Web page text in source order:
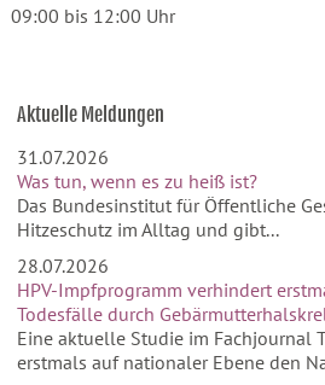
09:00 bis 12:00 Uhr
Aktuelle Meldungen
31.07.2026
Was tun, wenn es zu heiß ist?
Das Bundesinstitut für Öffentliche
Hitzeschutz im Alltag und gibt...
28.07.2026
HPV-Impfprogramm verhindert
Todesfälle durch
Eine aktuelle Studie im Fachjournal
erstmals auf nationaler Ebene den